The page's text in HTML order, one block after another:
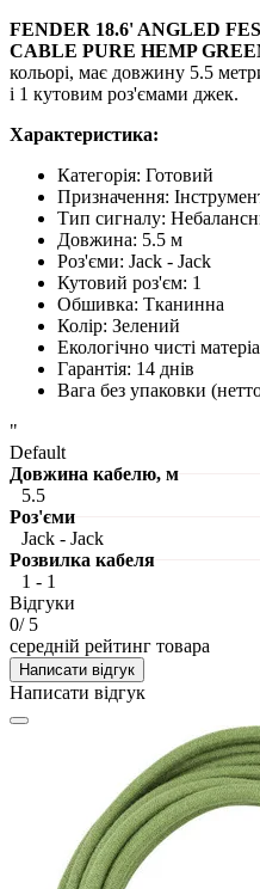
FENDER 18.6' ANGLED
CABLE PURE HEMP
кольорі, має довжину 5.5
і 1 кутовим роз'ємами джек.
Характеристика:
Категорія: Готовий
Призначення:
Тип сигналу:
Довжина: 5.5 м
Роз'єми: Jack - Jack
Кутовий роз'єм: 1
Обшивка: Тканинна
Колір: Зелений
Екологічно чисті
Гарантія: 14 днів
Вага без упаковки
"
Default
Довжина кабелю, м
5.5
Роз'єми
Jack - Jack
Розвилка кабеля
1 - 1
Відгуки
0/ 5
середній рейтинг товара
Написати відгук
Написати відгук